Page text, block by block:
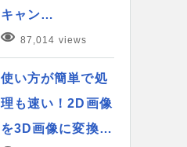
キャン…
87,014 views
使い方が簡単で処
理も速い！2D画像
を3D画像に変換…